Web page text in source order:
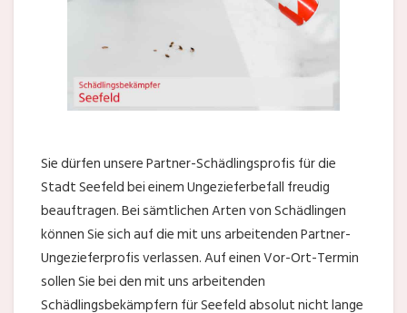
Sie dürfen unsere Partner-Schädlingsprofis für die
Stadt Seefeld bei einem Ungezieferbefall freudig
beauftragen. Bei sämtlichen Arten von Schädlingen
können Sie sich auf die mit uns arbeitenden Partner-
Ungezieferprofis verlassen. Auf einen Vor-Ort-Termin
sollen Sie bei den mit uns arbeitenden
Schädlingsbekämpfern für Seefeld absolut nicht lange